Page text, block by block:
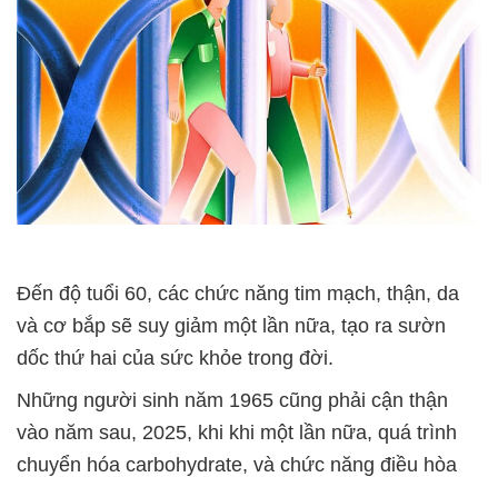
Đến độ tuổi 60, các chức năng tim mạch, thận, da
và cơ bắp sẽ suy giảm một lần nữa, tạo ra sườn
dốc thứ hai của sức khỏe trong đời.
Những người sinh năm 1965 cũng phải cận thận
vào năm sau, 2025, khi khi một lần nữa, quá trình
chuyển hóa carbohydrate, và chức năng điều hòa